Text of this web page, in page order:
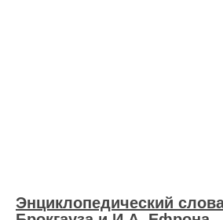
Энциклопедический